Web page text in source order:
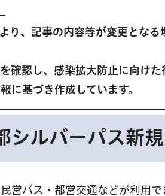
り、記事の内容等が変更とな
確認し、感染拡大防止に向けた
基づき作成しています。
シルバーパス新
営バス・都営交通などが利用